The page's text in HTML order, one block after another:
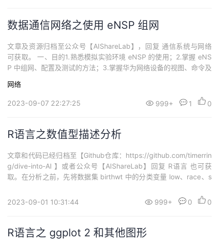
数据通信网络之使用 eNSP 组网
文章及资源归档至公众号【AIShareLab】，回复 通信系统与网络
可获取。 一、目的1.熟悉模拟实验环境 eNSP 的使用；2.掌握 eNS
P 中组网、配置及测试的方法；3.掌握华为网络设备的视图、命令及
悉常用网络命令协议机制和使用方法； 二、环境及网络拓扑一台计
算机 PC1 与一台路由器 AR1 通过网线直连，网...
网络
2023-09-07 22:27:25 999+ 1 0
R语言之数值型描述分析
文章和代码已经归档至【Github仓库：https://github.com/timerrin
g/dive-into-AI 】或者公众号【AIShareLab】回复 R语言 也可获
取。在分析之前，先将数据集 birthwt 中的分类变量 low、race、s
wt)options(war...
2023-09-01 10:31:44 999+ 0 0
R语言之 ggplot 2 和其他图形